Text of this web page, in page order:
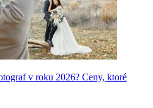
v roku 2026? Ceny, ktoré